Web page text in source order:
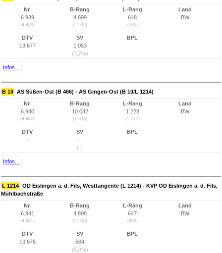
Nr.
6.939
(4.439)
B-Rang
4.899
(2.539)
L-Rang
648
(500)
Land
BW
DTV
13.677
SV
1.053
(7,7%)
BPL
Infos...
B 10 AS Süßen-Ost (B 466) - AS Gingen-Ost (B 10/L 1214)
Nr.
6.940
(4.440)
B-Rang
10.042
(7.638)
L-Rang
1.228
(1.077)
Land
BW
DTV
-
SV
-
(-)
BPL
Infos...
L 1214 OD Eislingen a. d. Fils, Westtangente (L 1214) - KVP OD Eislingen a. d. Fils,
Mühlbachstraße
Nr.
6.941
(4.441)
B-Rang
4.898
(2.538)
L-Rang
647
(499)
Land
BW
DTV
13.678
SV
684
(5,0%)
BPL